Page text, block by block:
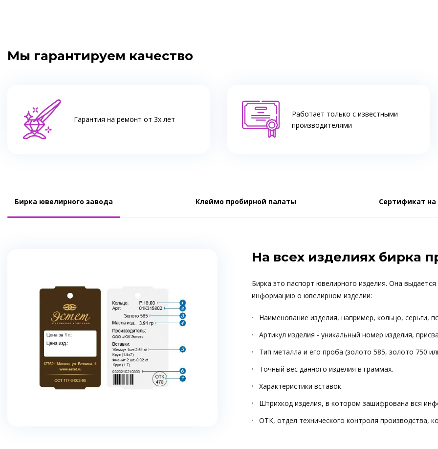
Мы гарантируем качество
Гарантия на ремонт от 3х лет
Работает только с известными
производителями
Бирка ювелирного завода Клеймо пробирной палаты Сертификат
На всех изделиях бирка
Бирка это паспорт ювелирного изделия. Она
информацию о ювелирном изделии:
Наименование изделия, например, кольцо, серьги,
Артикул изделия - уникальный номер изделия,
Тип металла и его проба (золото 585, золото 750
Точный вес данного изделия в граммах.
Характеристики вставок.
Штрихкод изделия, в котором зашифрована вся
ОТК, отдел технического контроля производства,